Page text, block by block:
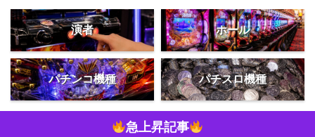
演者 ホール
パチンコ機種 パチスロ機種
急上昇記事